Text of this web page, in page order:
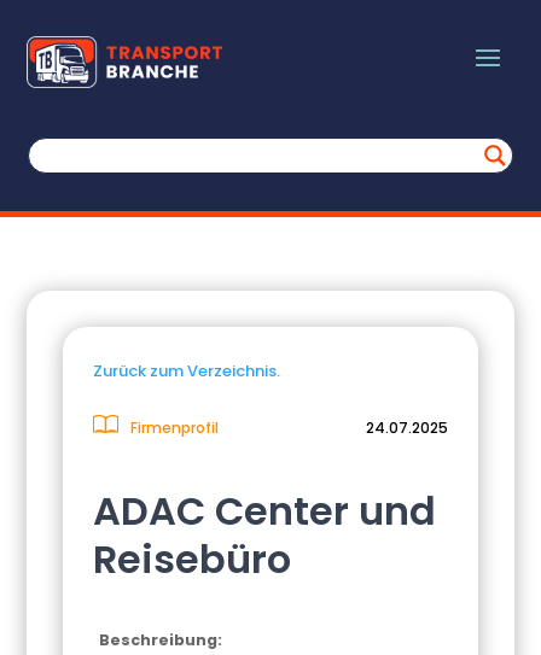
Zurück zum Verzeichnis.
Firmenprofil 24.07.2025
ADAC Center und
Reisebüro
Beschreibung: